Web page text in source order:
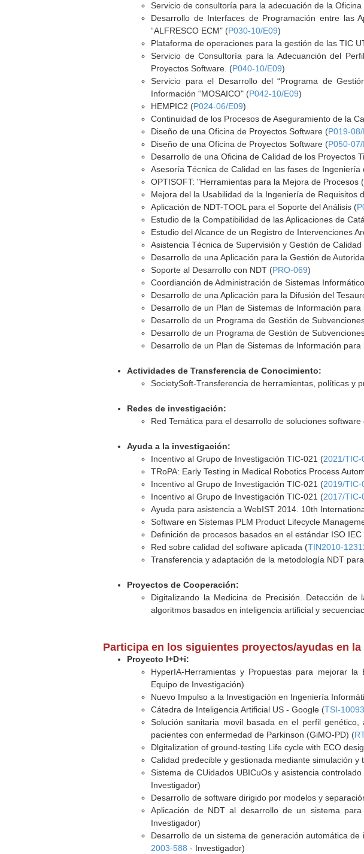
Servicio de consultoría para la adecuación de la
Desarrollo de Interfaces de Programación entre las
“ALFRESCO ECM" (P030-10/E09)
Plataforma de operaciones para la gestión de las TIC
Servicio de Consultoría para la Adecuanción del
Proyectos Software. (P040-10/E09)
Servicio para el Desarrollo del “Programa de
Información “MOSAICO" (P042-10/E09)
HEMPIC2 (P024-06/E09)
Continuidad de los Procesos de Aseguramiento de la
Diseño de una Oficina de Proyectos Software (P019-
Diseño de una Oficina de Proyectos Software (P050-
Desarrollo de una Oficina de Calidad de los Proyectos
Asesoría Técnica de Calidad en las fases de
OPTISOFT: "Herramientas para la Mejora de Procesos (
Mejora del la Usabilidad de la Ingeniería de Requisitos
Aplicación de NDT-TOOL para el Soporte del Análisis (
Estudio de la Compatibilidad de las Aplicaciones de
Estudio del Alcance de un Registro de Intervenciones
Asistencia Técnica de Supervisión y Gestión de
Desarrollo de una Aplicación para la Gestión de
Soporte al Desarrollo con NDT (PRO-069)
Coordianción de Administración de Sistemas
Desarrollo de una Aplicación para la Difusión del
Desarrollo de un Plan de Sistemas de Información
Desarrollo de un Programa de Gestión de
Desarrollo de un Programa de Gestión de
Desarrollo de un Plan de Sistemas de Información
Actividades de Transferencia de Conocimiento:
SocietySoft-Transferencia de herramientas, políticas y
Redes de investigación:
Red Temática para el desarrollo de soluciones
Ayuda a la investigación:
Incentivo al Grupo de Investigación TIC-021 (2021/TIC-
TRoPA: Early Testing in Medical Robotics Process
Incentivo al Grupo de Investigación TIC-021 (2019/TIC-
Incentivo al Grupo de Investigación TIC-021 (2017/TIC-
Ayuda para asistencia a WebIST 2014. 10th
Software en Sistemas PLM Product Lifecycle
Definición de procesos basados en el estándar ISO
Red sobre calidad del software aplicada (TIN2010-
Transferencia y adaptación de la metodología NDT
Proyectos de Cooperación:
Digitalizando la Medicina de Precisión. Detección
algoritmos basados en inteligencia artificial y
Participa en los siguientes proyectos/ayudas en la
Proyecto I+D+i:
HyperIA-Herramientas y Propuestas para mejorar
Equipo de Investigación)
Nuevo Impulso a la Investigación en Ingeniería
Cátedra de Inteligencia Artificial US - Google (TSI-
Solución sanitaria movil basada en el perfil
pacientes con enfermedad de Parkinson (GiMO-PD) (
Dlgitalization of ground-testing Life cycle with ECO
Calidad predecible y gestionada mediante simulación
Sistema de CUidados UBICuOs y asistencia
Investigador)
Desarrollo de software dirigido por modelos y
Aplicación de NDT al desarrollo de un sistema
Investigador)
Desarrollo de un sistema de generación automática
2003-588 - Investigador)